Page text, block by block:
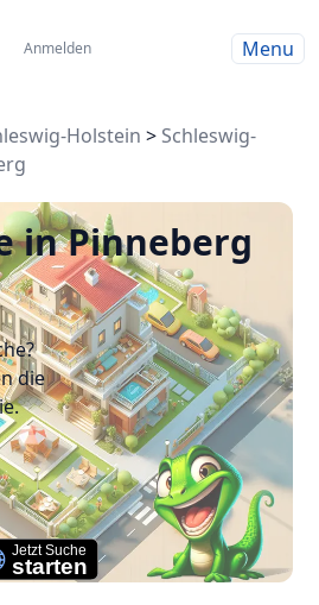
Anmelden Menu
Holstein > Schleswig-
in Pinneberg
die